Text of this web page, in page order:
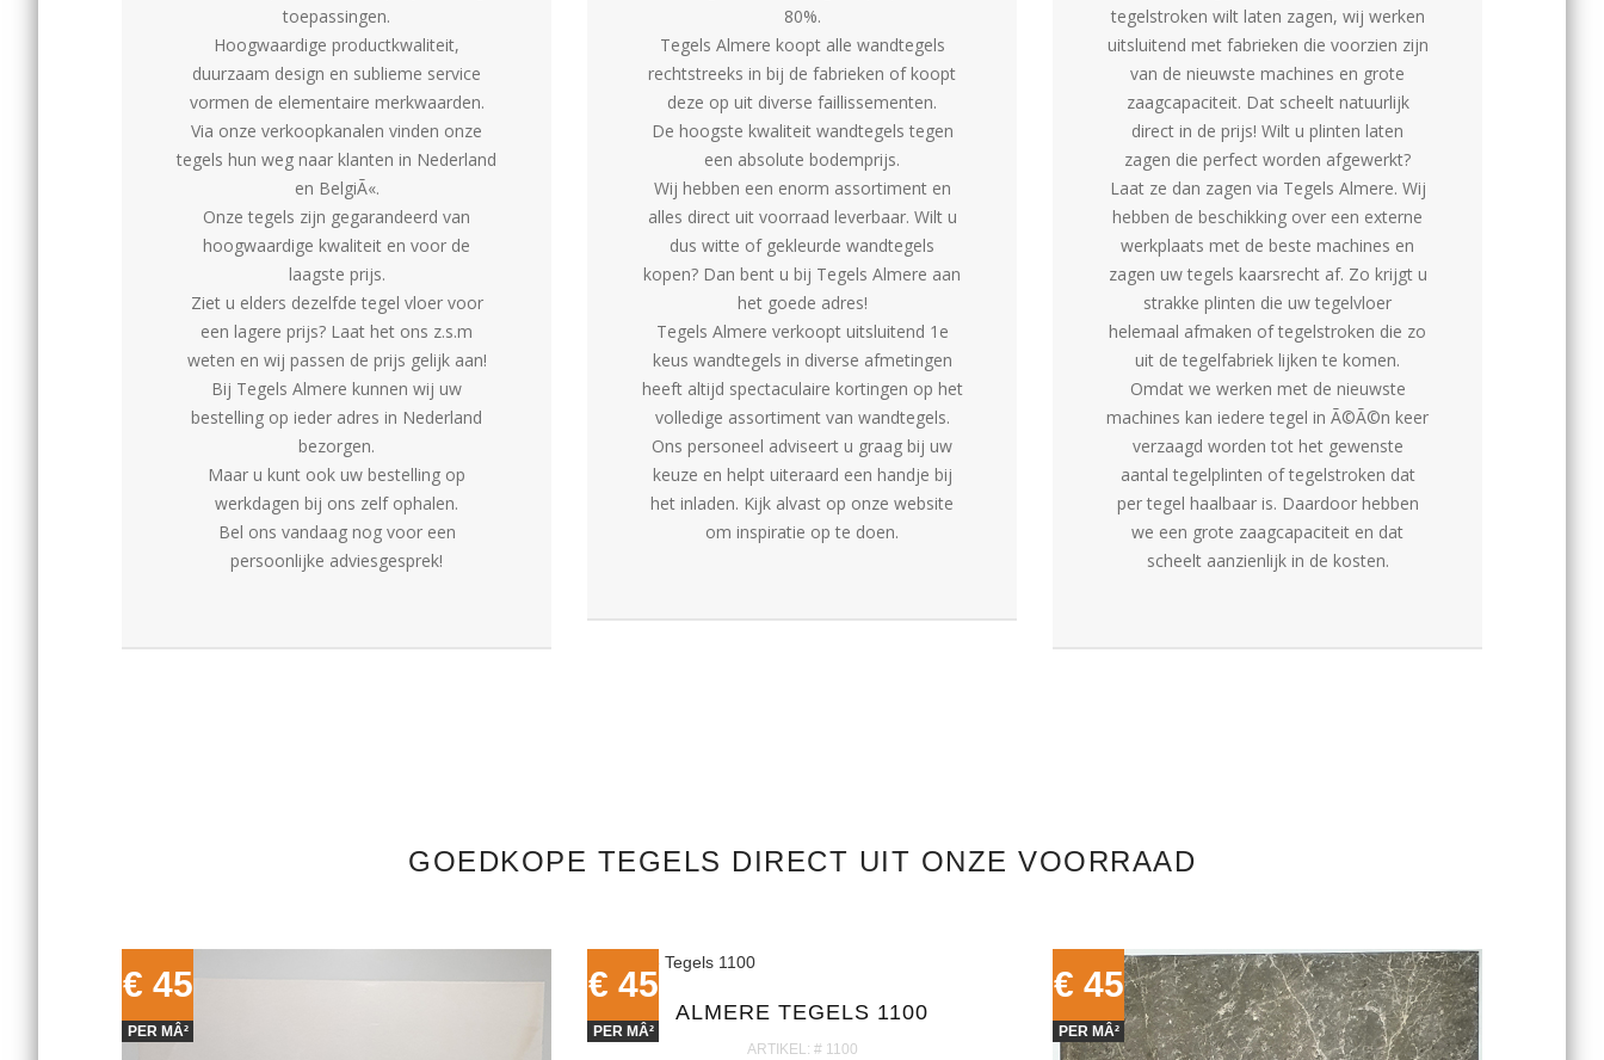
toepassingen.
Hoogwaardige productkwaliteit,
duurzaam design en sublieme service
vormen de elementaire merkwaarden.
Via onze verkoopkanalen vinden onze
tegels hun weg naar klanten in Nederland
en BelgiÃ«.
Onze tegels zijn gegarandeerd van
hoogwaardige kwaliteit en voor de
laagste prijs.
Ziet u elders dezelfde tegel vloer voor
een lagere prijs? Laat het ons z.s.m
weten en wij passen de prijs gelijk aan!
Bij Tegels Almere kunnen wij uw
bestelling op ieder adres in Nederland
bezorgen.
Maar u kunt ook uw bestelling op
werkdagen bij ons zelf ophalen.
Bel ons vandaag nog voor een
persoonlijke adviesgesprek!
80%.
Tegels Almere koopt alle wandtegels
rechtstreeks in bij de fabrieken of koopt
deze op uit diverse faillissementen.
De hoogste kwaliteit wandtegels tegen
een absolute bodemprijs.
Wij hebben een enorm assortiment en
alles direct uit voorraad leverbaar. Wilt u
dus witte of gekleurde wandtegels
kopen? Dan bent u bij Tegels Almere aan
het goede adres!
Tegels Almere verkoopt uitsluitend 1e
keus wandtegels in diverse afmetingen
heeft altijd spectaculaire kortingen op het
volledige assortiment van wandtegels.
Ons personeel adviseert u graag bij uw
keuze en helpt uiteraard een handje bij
het inladen. Kijk alvast op onze website
om inspiratie op te doen.
tegelstroken wilt laten zagen, wij werken
uitsluitend met fabrieken die voorzien zijn
van de nieuwste machines en grote
zaagcapaciteit. Dat scheelt natuurlijk
direct in de prijs! Wilt u plinten laten
zagen die perfect worden afgewerkt?
Laat ze dan zagen via Tegels Almere. Wij
hebben de beschikking over een externe
werkplaats met de beste machines en
zagen uw tegels kaarsrecht af. Zo krijgt u
strakke plinten die uw tegelvloer
helemaal afmaken of tegelstroken die zo
uit de tegelfabriek lijken te komen.
Omdat we werken met de nieuwste
machines kan iedere tegel in Ã©Ã©n keer
verzaagd worden tot het gewenste
aantal tegelplinten of tegelstroken dat
per tegel haalbaar is. Daardoor hebben
we een grote zaagcapaciteit en dat
scheelt aanzienlijk in de kosten.
GOEDKOPE TEGELS DIRECT UIT ONZE VOORRAAD
€ 45
PER MÂ²
€ 45
PER MÂ²
ALMERE TEGELS 1100
ARTIKEL: # 1100
€ 45
PER MÂ²